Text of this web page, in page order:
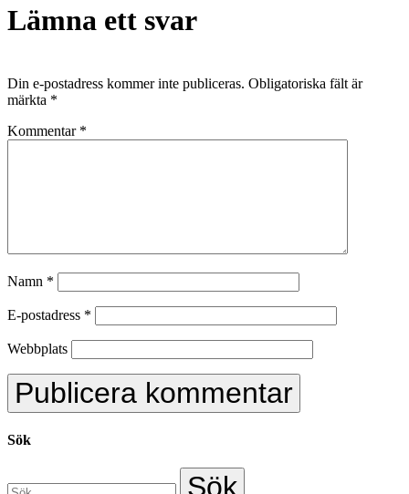
Lämna ett svar
Din e-postadress kommer inte publiceras. Obligatoriska fält är
märkta *
Kommentar *
Namn *
E-postadress *
Webbplats
Sök